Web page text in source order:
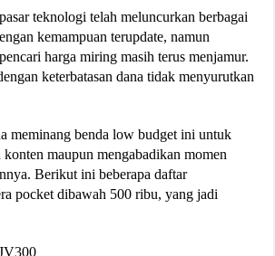
teknologi telah meluncurkan berbagai
kemampuan terupdate, namun
harga miring masih terus menjamur.
keterbatasan dana tidak menyurutkan
meminang benda low budget ini untuk
maupun mengabadikan momen
Berikut ini beberapa daftar
pocket dibawah 500 ribu, yang jadi